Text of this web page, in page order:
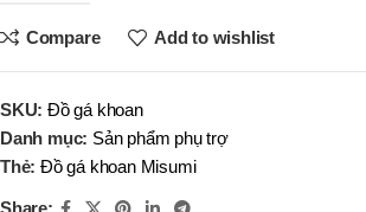
Compare Add to wishlist
SKU: Đồ gá khoan
Danh mục: Sản phẩm phụ trợ
Thẻ: Đồ gá khoan Misumi